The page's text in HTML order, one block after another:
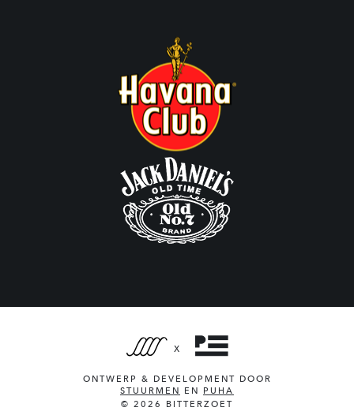
X
ONTWERP & DEVELOPMENT DOOR
STUURMEN
EN
PUHA
© 2026 BITTERZOET